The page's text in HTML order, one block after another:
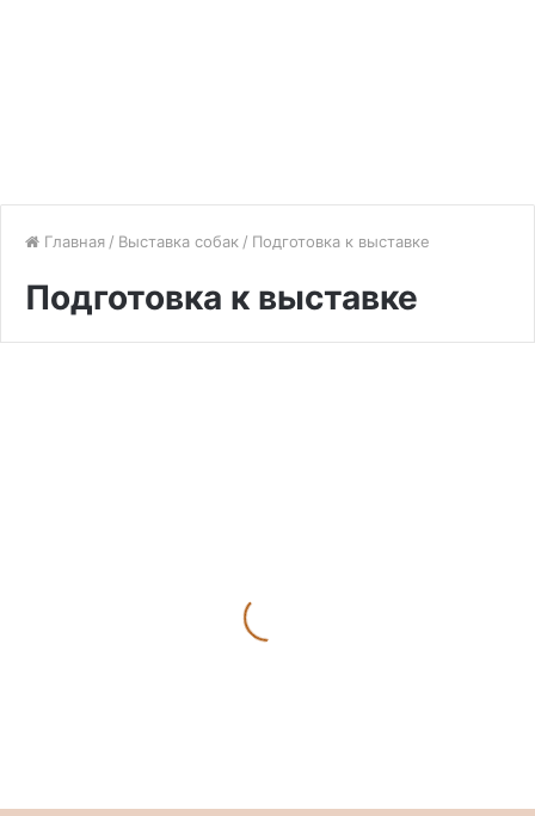
Главная / Выставка собак / Подготовка к выставке
Подготовка к выставке
собаки к выставке дома: что